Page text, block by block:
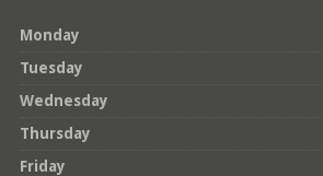
Monday
Tuesday
Wednesday
Thursday
Friday